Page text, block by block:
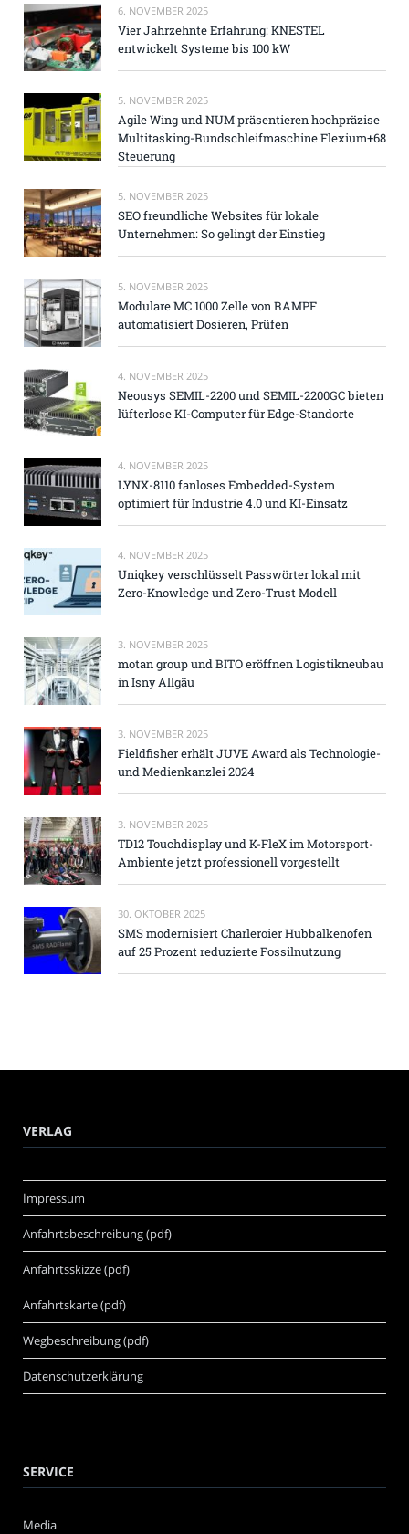
6. NOVEMBER 2025
Vier Jahrzehnte Erfahrung: KNESTEL
entwickelt Systeme bis 100 kW
5. NOVEMBER 2025
Agile Wing und NUM präsentieren hochpräzise
Multitasking-Rundschleifmaschine Flexium+68
Steuerung
5. NOVEMBER 2025
SEO freundliche Websites für lokale
Unternehmen: So gelingt der Einstieg
5. NOVEMBER 2025
Modulare MC 1000 Zelle von RAMPF
automatisiert Dosieren, Prüfen
4. NOVEMBER 2025
Neousys SEMIL-2200 und SEMIL-2200GC bieten
lüfterlose KI-Computer für Edge-Standorte
4. NOVEMBER 2025
LYNX-8110 fanloses Embedded-System
optimiert für Industrie 4.0 und KI-Einsatz
4. NOVEMBER 2025
Uniqkey verschlüsselt Passwörter lokal mit
Zero-Knowledge und Zero-Trust Modell
3. NOVEMBER 2025
motan group und BITO eröffnen Logistikneubau
in Isny Allgäu
3. NOVEMBER 2025
Fieldfisher erhält JUVE Award als Technologie-
und Medienkanzlei 2024
3. NOVEMBER 2025
TD12 Touchdisplay und K-FleX im Motorsport-
Ambiente jetzt professionell vorgestellt
30. OKTOBER 2025
SMS modernisiert Charleroier Hubbalkenofen
auf 25 Prozent reduzierte Fossilnutzung
VERLAG
Impressum
Anfahrtsbeschreibung (pdf)
Anfahrtsskizze (pdf)
Anfahrtskarte (pdf)
Wegbeschreibung (pdf)
Datenschutzerklärung
SERVICE
Media